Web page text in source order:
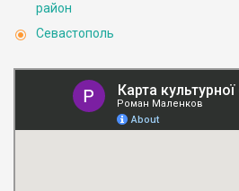
район
Севастополь